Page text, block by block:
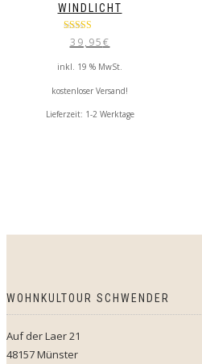
WINDLICHT
Bewertet mit
5.00von 5
39,95€
inkl. 19 % MwSt.
kostenloser Versand!
Lieferzeit: 1-2 Werktage
WOHNKULTOUR SCHWENDER
Auf der Laer 21
48157 Münster